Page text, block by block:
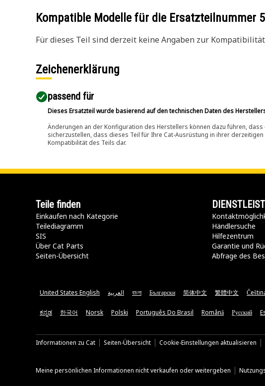
Kompatible Modelle für die Ersatzteilnummer
Für dieses Teil sind derzeit keine Angaben zur
Zeichenerklärung
passend für​
Dieses Ersatzteil wurde basierend auf den technischen Daten des
Änderungen an der Konfiguration des Herstellers können dazu führen,
sicherzustellen, dass dieses Teil für Ihre Cat-Ausrüstung in ihrer
Kompatibilität des Teils dar.
Teile finden
Einkaufen nach Kategorie
Teilediagramm
SIS
Über Cat Parts
Seiten-Übersicht
Händlersuche
Hilfezentrum
Garantie und
Abfrage des
United States English العربية বাংলা Български 简体中文 繁體中文
ಕನ್ನಡ 한국어 Norsk Polski Português Do Brasil Română Русский
Informationen zu Cat Seiten-Übersicht Cookie-Einstellungen aktualisieren
Meine persönlichen Informationen nicht verkaufen oder weitergeben